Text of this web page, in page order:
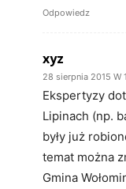
Odpowiedz
xyz
28 sierpnia 2015 W
Ekspertyzy
Lipinach (np.
były już
temat można
Gmina